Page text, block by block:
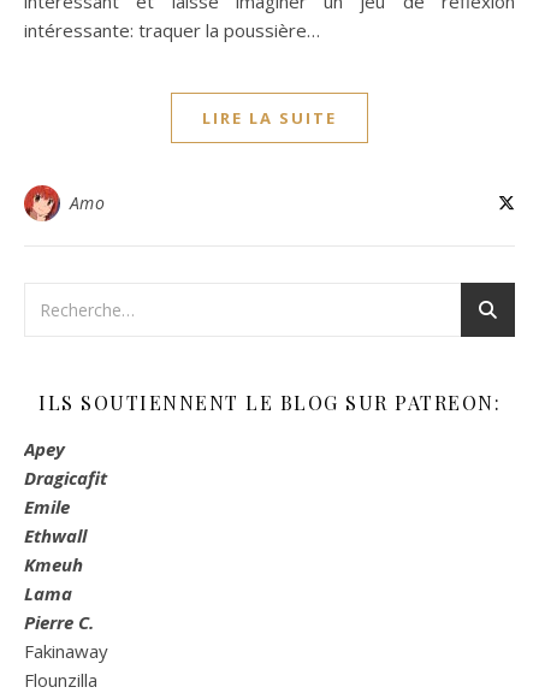
intéressante: traquer la poussière…
LIRE LA SUITE
Amo
ILS SOUTIENNENT LE BLOG SUR PATREON:
Apey
Dragicafit
Emile
Ethwall
Kmeuh
Lama
Pierre C.
Fakinaway
Flounzilla